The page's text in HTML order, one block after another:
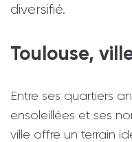
diversifié.
Toulouse,
Entre ses quartiers
ensoleillées et ses
ville offre un terrain